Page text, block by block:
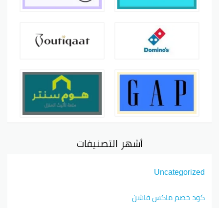
أشهر التصنيفات
Uncategorized
كود خصم ماكس فاشن